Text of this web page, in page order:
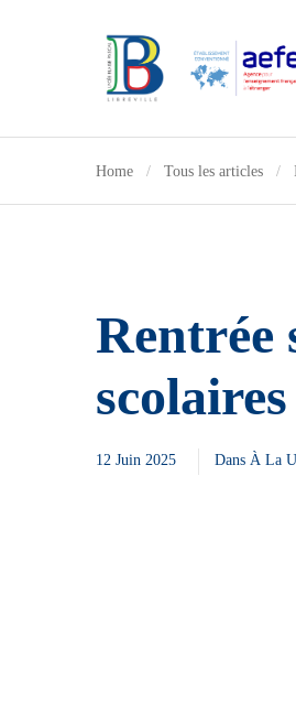
Home Tous les articles
Rentrée
scolaires
12 Juin 2025 Dans À La